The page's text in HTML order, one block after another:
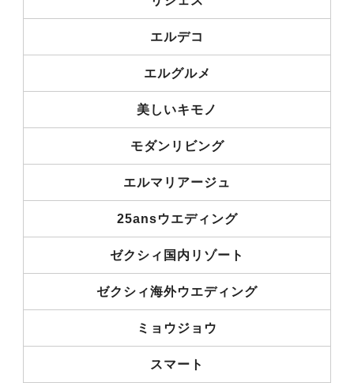
エルデコ
エルグルメ
美しいキモノ
モダンリビング
エルマリアージュ
25ansウエディング
ゼクシィ国内リゾート
ゼクシィ海外ウエディング
ミョウジョウ
スマート